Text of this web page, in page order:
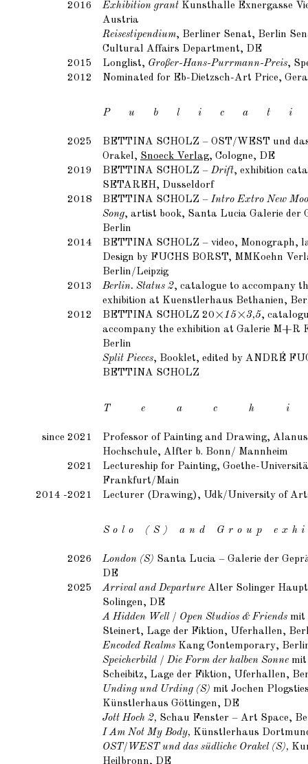
2016
Exhibition grant Kunsthalle Exnergasse
Austria
Reisestipendium, Berliner Senat, Berlin
Cultural Affairs Department, DE
2015
Longlist, Großer-Hans-Purrmann-Preis,
2012
Nominated for Eb-Dietzsch-Art Price,
P u b l i c a t i
2025 BETTINA SCHOLZ – OST/WEST und
Orakel, Snoeck Verlag, Cologne, DE
2019
BETTINA SCHOLZ – Drift, exhibition
SETAREH, Dusseldorf
2018
BETTINA SCHOLZ – Intro Extro New
Song, artist book, Santa Lucia Galerie der
Berlin
2014
BETTINA SCHOLZ – video, Monograph,
Design by FUCHS BORST, MMKoehn
Berlin/Leipzig
2013
Berlin. Status 2, catalogue to accompany
exhibition at Kuenstlerhaus Bethanien,
2012
BETTINA SCHOLZ 20×15×3,5,
accompany the exhibition at Galerie M+R
Berlin
Split Pieces, Booklet, edited by ANDRÉ
BETTINA SCHOLZ
T e a c h i
since 2021
Professor of Painting and Drawing, Alanus
Hochschule, Alfter b. Bonn/ Mannheim
2021
Lectureship for Painting, Goethe-
Frankfurt/Main
2014 -2021
Lecturer (Drawing), Udk/University of
S o l o ( S ) a n d G r o u p e x h i
2026 London (S) Santa Lucia – Galerie der
DE
2025
Arrival and Departure Alter Solinger
Solingen, DE
A Hidden Well / Open Studios & Friends mit
Steinert, Lage der Fiktion, Uferhallen,
Encoded Realms Kang Contemporary,
Speicherbild / Die Form der halben Sonne
Scheibitz, Lage der Fiktion, Uferhallen,
Unding und Urding (S) mit Jochen
Künstlerhaus Göttingen, DE
Jott Hoch 2, Schau Fenster – Art Space,
I Am Not My Body, Künstlerhaus
OST/WEST und das südliche Orakel (S),
Heilbronn, DE